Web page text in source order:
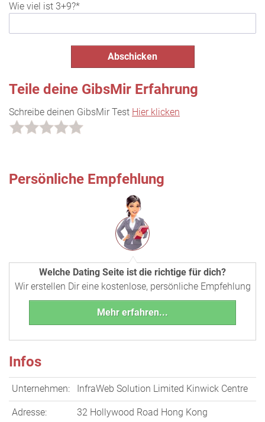
Wie viel ist 3+9?*
Teile deine GibsMir Erfahrung
Schreibe deinen GibsMir Test Hier klicken
Persönliche Empfehlung
Welche Dating Seite ist die richtige für dich?
Wir erstellen Dir eine kostenlose, persönliche Empfehlung
Mehr erfahren...
Infos
Unternehmen: InfraWeb Solution Limited Kinwick Centre
Adresse: 32 Hollywood Road Hong Kong